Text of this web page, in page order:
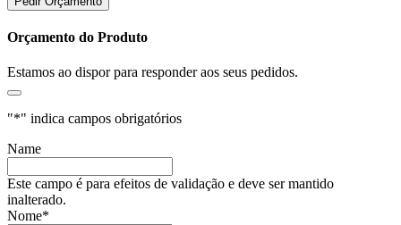
Orçamento do Produto
Estamos ao dispor para responder aos seus pedidos.
"*" indica campos obrigatórios
Name
Este campo é para efeitos de validação e deve ser mantido
inalterado.
Nome*